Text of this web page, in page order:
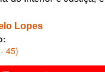
Lopes
45)